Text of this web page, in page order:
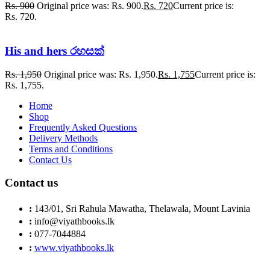
Rs.900 Original price was: Rs. 900.Rs. 720Current price is:
Rs. 720.
His and hers රහසක්
Rs.1,950 Original price was: Rs. 1,950.Rs. 1,755Current price is:
Rs. 1,755.
Home
Shop
Frequently Asked Questions
Delivery Methods
Terms and Conditions
Contact Us
Contact us
: 143/01, Sri Rahula Mawatha, Thelawala, Mount Lavinia
: info@viyathbooks.lk
: 077-7044884
: www.viyathbooks.lk